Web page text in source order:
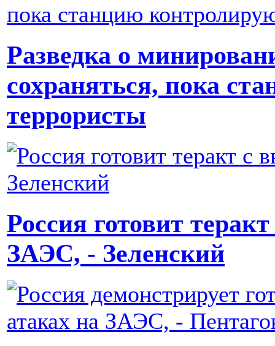
Разведка о
сохраняться, пока
террористы
Россия готовит
ЗАЭС, - Зеленский